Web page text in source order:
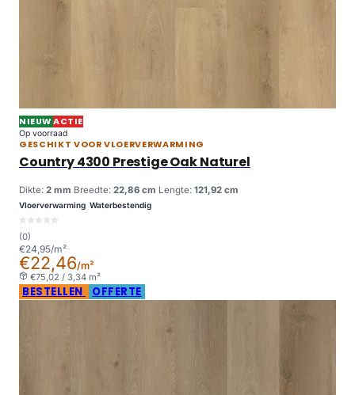
NIEUWACTIE
Op voorraad
GESCHIKT VOOR VLOERVERWARMING
Country 4300 Prestige Oak Naturel
Dikte: 2 mm Breedte: 22,86 cm Lengte: 121,92 cm
Vloerverwarming Waterbestendig
(0)
€24,95/m²
€22,46/m²
€75,02 / 3,34 m²
BESTELLEN OFFERTE